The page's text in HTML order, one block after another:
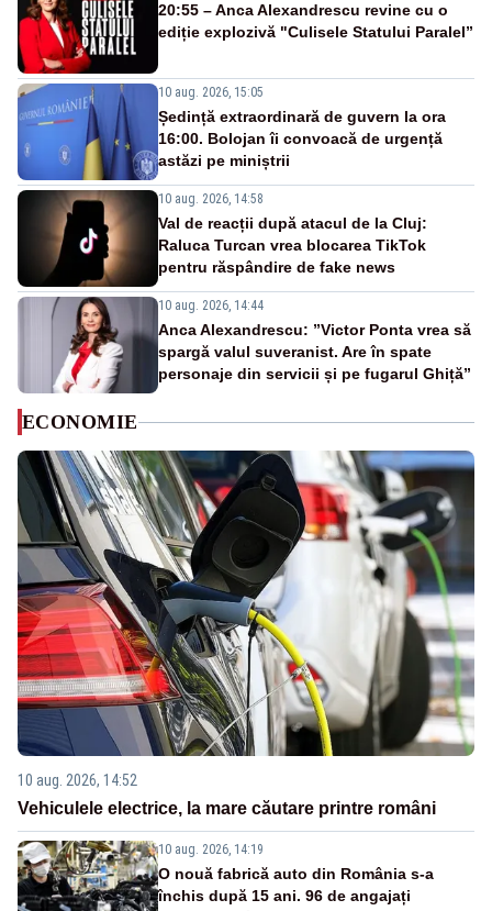
20:55 – Anca Alexandrescu revine cu o
ediție explozivă "Culisele Statului Paralel”
10 aug. 2026, 15:05
Ședință extraordinară de guvern la ora
16:00. Bolojan îi convoacă de urgență
astăzi pe miniștrii
10 aug. 2026, 14:58
Val de reacții după atacul de la Cluj:
Raluca Turcan vrea blocarea TikTok
pentru răspândire de fake news
10 aug. 2026, 14:44
Anca Alexandrescu: ”Victor Ponta vrea să
spargă valul suveranist. Are în spate
personaje din servicii și pe fugarul Ghiță”
ECONOMIE
10 aug. 2026, 14:52
Vehiculele electrice, la mare căutare printre români
10 aug. 2026, 14:19
O nouă fabrică auto din România s-a
închis după 15 ani. 96 de angajați